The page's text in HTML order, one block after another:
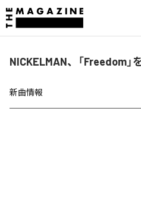
NICKELMAN、「Freedom」
新曲情報